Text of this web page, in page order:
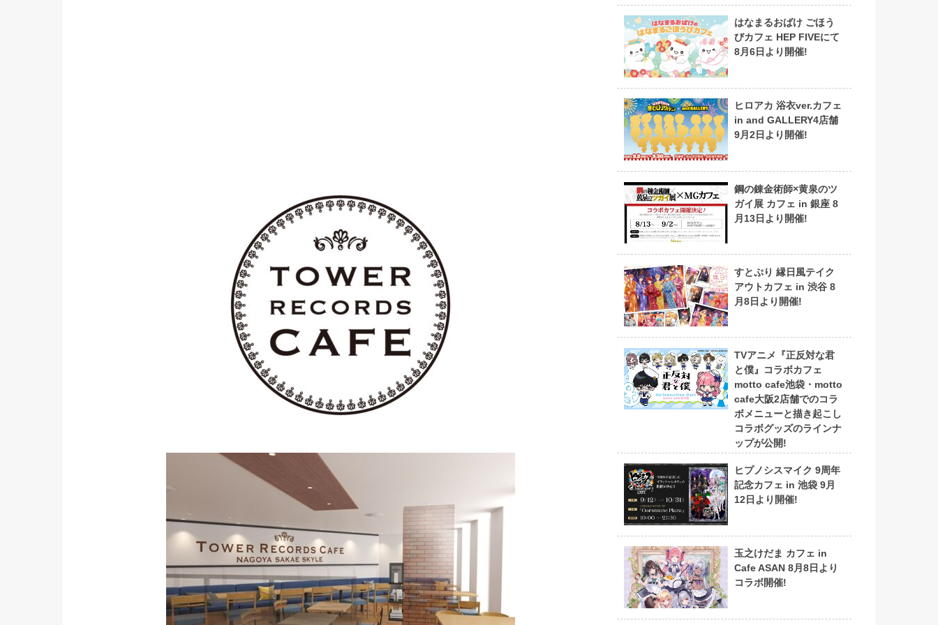
はなまるおばけ ごほう
びカフェ HEP FIVEにて
8月6日より開催!
ヒロアカ 浴衣ver.カフェ
in and GALLERY4店舗
9月2日より開催!
鋼の錬金術師×黄泉のツ
ガイ展 カフェ in 銀座 8
月13日より開催!
すとぷり 縁日風テイク
アウトカフェ in 渋谷 8
月8日より開催!
TVアニメ『正反対な君
と僕』コラボカフェ
motto cafe池袋・motto
cafe大阪2店舗でのコラ
ボメニューと描き起こし
コラボグッズのラインナ
ップが公開!
ヒプノシスマイク 9周年
記念カフェ in 池袋 9月
12日より開催!
玉之けだま カフェ in
Cafe ASAN 8月8日より
コラボ開催!